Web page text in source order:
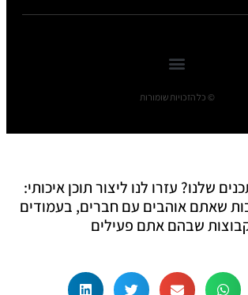
© כל הזכויות שומורות
שלנו? עזרו לנו ליצור תוכן איכותי:
שאתם אוהבים עם חברים, בעמודים
שבהם אתם פעילים